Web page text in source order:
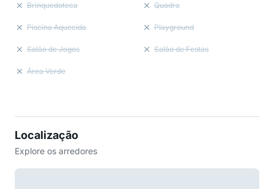
Brinquedoteca Quadra
Piscina Aquecida Playground
Salão de Jogos Salão de Festas
Área Verde
Localização
Explore os arredores